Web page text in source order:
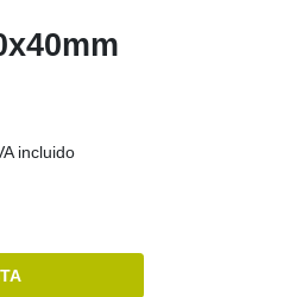
incluido